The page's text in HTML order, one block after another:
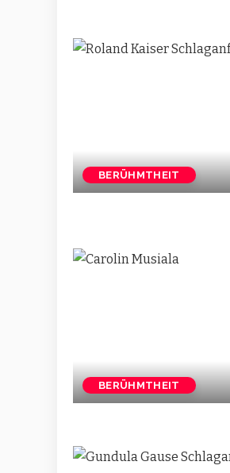
BERÜHMTHEIT
BERÜHMTHEIT